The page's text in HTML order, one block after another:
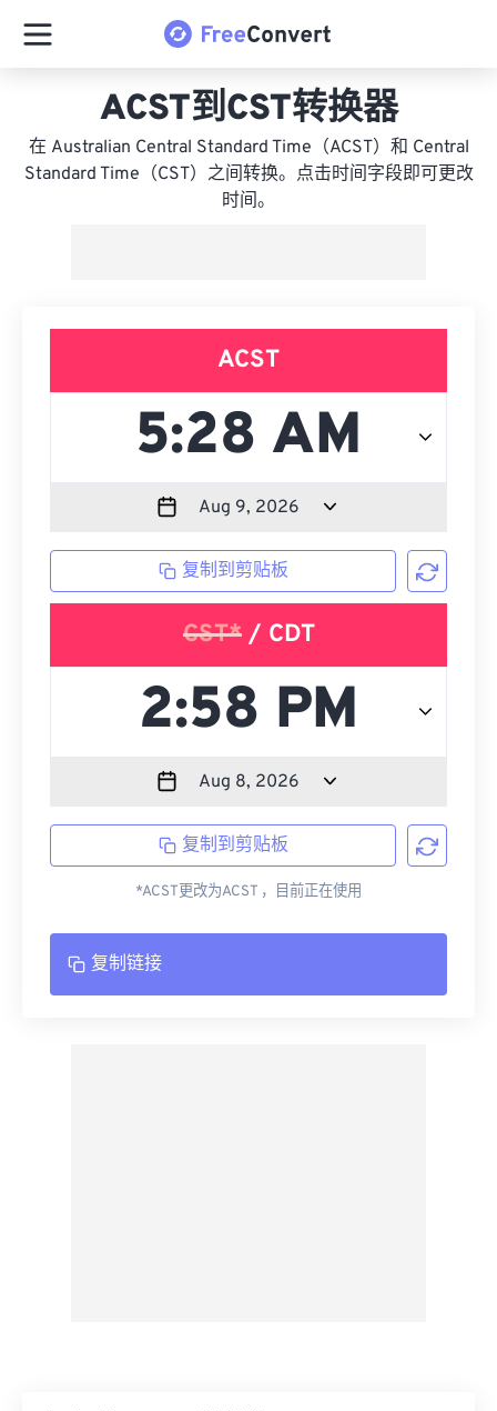
ACST到CST转换器
在 Australian Central Standard Time（ACST）和 Central
Standard Time（CST）之间转换。点击时间字段即可更改
时间。
ACST
复制到剪贴板
CST*/ CDT
复制到剪贴板
*ACST更改为ACST ，目前正在使用
复制链接